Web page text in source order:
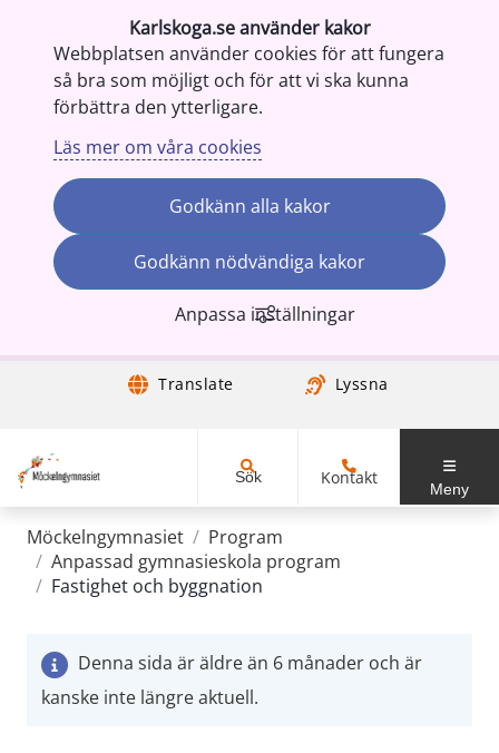
Karlskoga.se använder kakor
Webbplatsen använder cookies för att fungera
så bra som möjligt och för att vi ska kunna
förbättra den ytterligare.
Läs mer om våra cookies
Godkänn alla kakor
Godkänn nödvändiga kakor
Anpassa inställningar
Gå till innehåll Translate Lyssna
Sök Kontakt
Meny
Möckelngymnasiet / Program
/ Anpassad gymnasieskola program
/ Fastighet och byggnation
Denna sida är äldre än 6 månader och är
kanske inte längre aktuell.